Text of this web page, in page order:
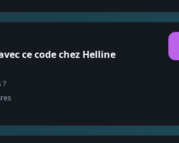
ce code chez Helline
?
s